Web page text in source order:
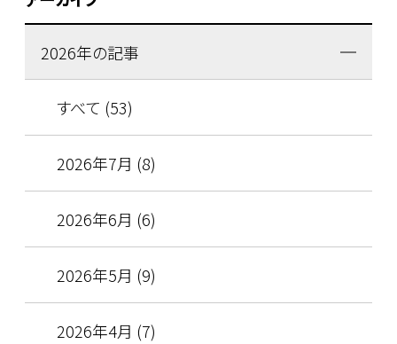
2026年の記事
すべて (53)
2026年7月 (8)
2026年6月 (6)
2026年5月 (9)
2026年4月 (7)